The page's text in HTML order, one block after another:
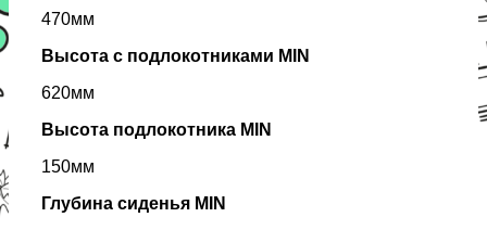
470мм
Высота с подлокотниками MIN
620мм
Высота подлокотника MIN
150мм
Глубина сиденья MIN